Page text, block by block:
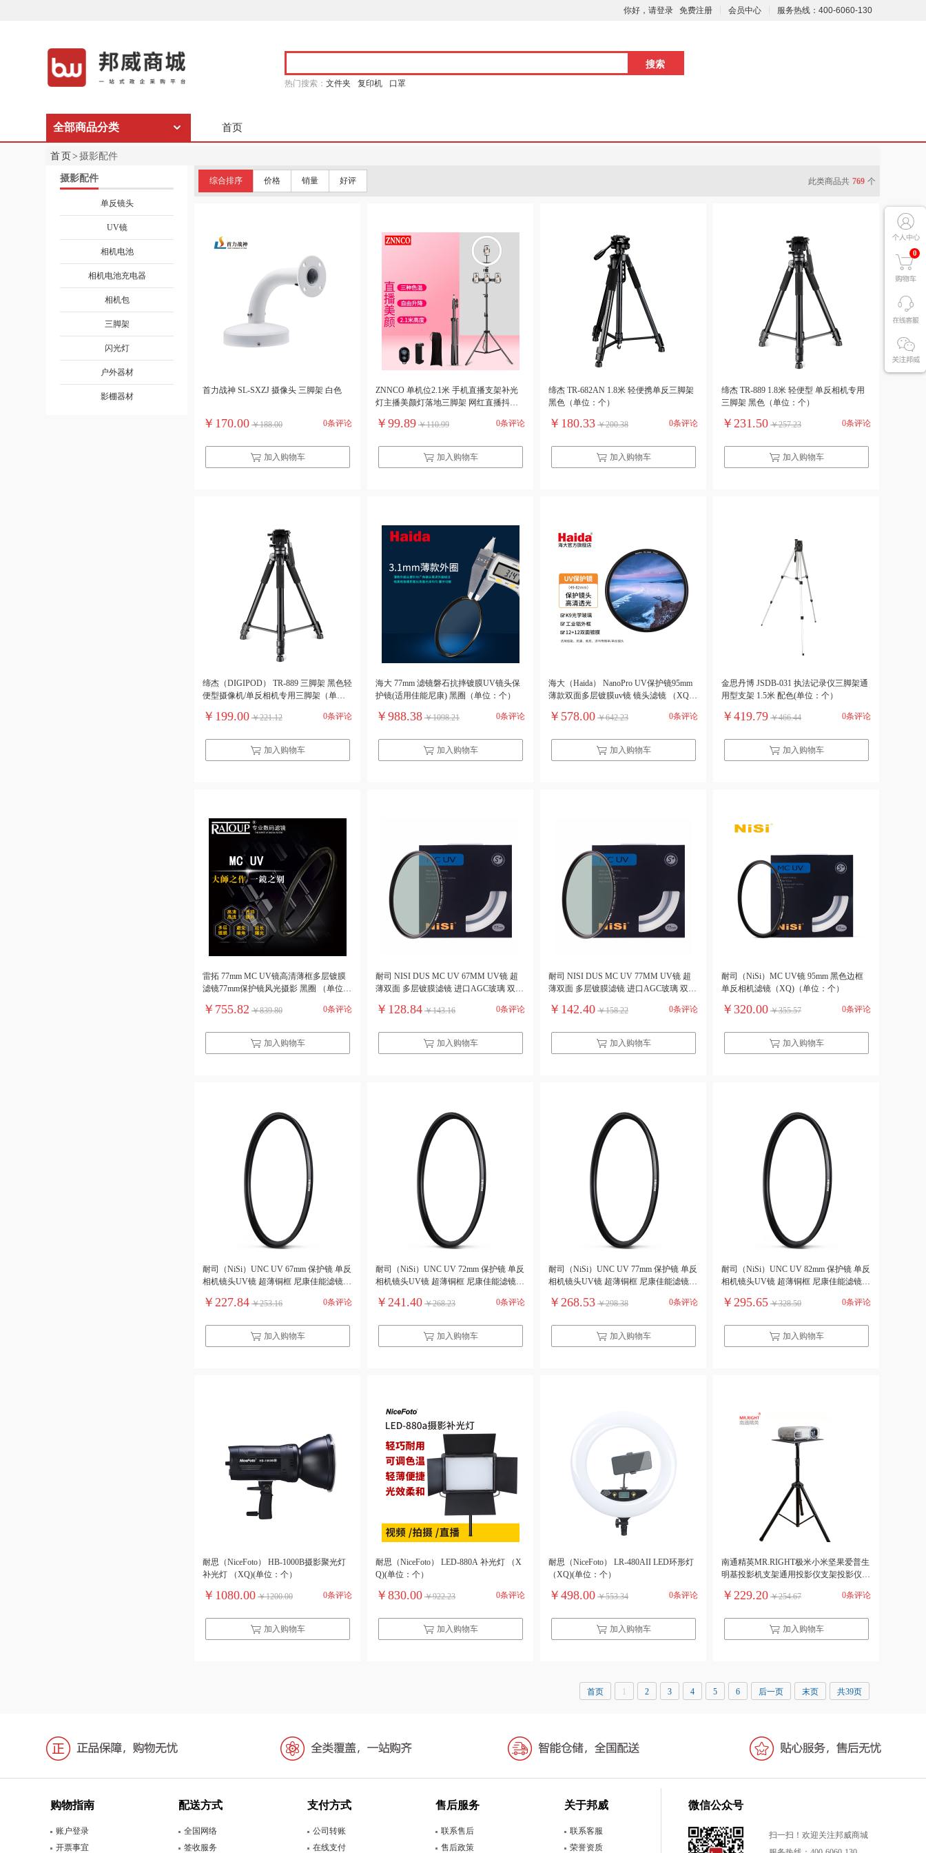
你好，请登录 免费注册 会员中心 服务热线：400-6060-130
热门搜索： 文件夹 复印机 口罩
0
全部商品分类 首页
首页> 摄影配件
摄影配件
单反镜头
UV镜
相机电池
相机电池充电器
相机包
三脚架
闪光灯
户外器材
影棚器材
综合排序 价格 销量 好评 此类商品共 769 个
首力战神 SL-SXZJ 摄像头 三脚架 白色
￥170.00 ￥188.00 0条评论
加入购物车
ZNNCO 单机位2.1米 手机直播支架补光
灯主播美颜灯落地三脚架 网红直播抖音
控+美颜灯+360°云台+收纳袋 自由升降
￥99.89 ￥110.99 0条评论
加入购物车
缔杰 TR-682AN 1.8米 轻便携单反三脚架
黑色（单位：个）
￥180.33 ￥200.38 0条评论
加入购物车
缔杰 TR-889 1.8米 轻便型 单反相机专用
三脚架 黑色（单位：个）
￥231.50 ￥257.23 0条评论
加入购物车
缔杰（DIGIPOD） TR-889 三脚架 黑色轻
便型摄像机/单反相机专用三脚架（单
￥199.00 ￥221.12 0条评论
加入购物车
海大 77mm 滤镜磐石抗摔镀膜UV镜头保
护镜(适用佳能尼康) 黑圈（单位：个）
￥988.38 ￥1098.21 0条评论
加入购物车
海大（Haida） NanoPro UV保护镜95mm
薄款双面多层镀膜uv镜 镜头滤镜 （XQ)
￥578.00 ￥642.23 0条评论
加入购物车
金思丹博 JSDB-031 执法记录仪三脚架通
用型支架 1.5米 配色(单位：个）
￥419.79 ￥466.44 0条评论
加入购物车
雷拓 77mm MC UV镜高清薄框多层镀膜
滤镜77mm保护镜风光摄影 黑圈 （单位：
￥755.82 ￥839.80 0条评论
加入购物车
耐司 NISI DUS MC UV 67MM UV镜 超
薄双面 多层镀膜滤镜 进口AGC玻璃 双面
￥128.84 ￥143.16 0条评论
加入购物车
耐司 NISI DUS MC UV 77MM UV镜 超
薄双面 多层镀膜滤镜 进口AGC玻璃 双面
￥142.40 ￥158.22 0条评论
加入购物车
耐司（NiSi）MC UV镜 95mm 黑色边框
单反相机滤镜（XQ)（单位：个）
￥320.00 ￥355.57 0条评论
加入购物车
耐司（NiSi）UNC UV 67mm 保护镜 单反
相机镜头UV镜 超薄铜框 尼康佳能滤镜
￥227.84 ￥253.16 0条评论
加入购物车
耐司（NiSi）UNC UV 72mm 保护镜 单反
相机镜头UV镜 超薄铜框 尼康佳能滤镜
￥241.40 ￥268.23 0条评论
加入购物车
耐司（NiSi）UNC UV 77mm 保护镜 单反
相机镜头UV镜 超薄铜框 尼康佳能滤镜
￥268.53 ￥298.38 0条评论
加入购物车
耐司（NiSi）UNC UV 82mm 保护镜 单反
相机镜头UV镜 超薄铜框 尼康佳能滤镜
￥295.65 ￥328.50 0条评论
加入购物车
耐思（NiceFoto） HB-1000B摄影聚光灯
补光灯 （XQ)(单位：个）
￥1080.00 ￥1200.00 0条评论
加入购物车
耐思（NiceFoto） LED-880A 补光灯 （X
Q)(单位：个）
￥830.00 ￥922.23 0条评论
加入购物车
耐思（NiceFoto） LR-480AII LED环形灯
（XQ)(单位：个）
￥498.00 ￥553.34 0条评论
加入购物车
南通精英MR.RIGHT极米小米坚果爱普生
明基投影机支架通用投影仪支架投影仪落
架）
￥229.20 ￥254.67 0条评论
加入购物车
首页 2 3 4 5 6 后一页 末页 共39页
购物指南
账户登录
开票事宜
配送方式
全国网络
签收服务
支付方式
公司转账
在线支付
售后服务
联系售后
售后政策
关于邦威
联系客服
荣誉资质
微信公众号
扫一扫！欢迎关注邦威商城